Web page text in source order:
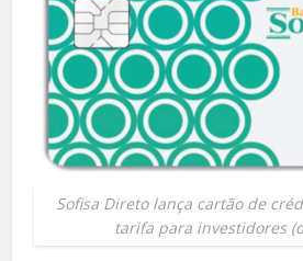
Sofisa Direto lança cartão de
tarifa para investidores